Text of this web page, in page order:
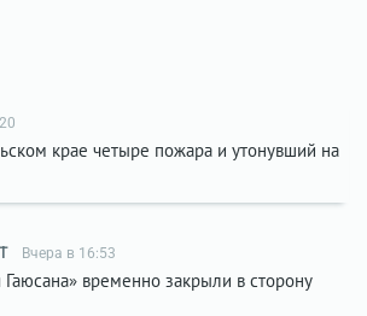
крае четыре пожара и утонувший на
Вчера в 16:53
Гаюсана» временно закрыли в сторону